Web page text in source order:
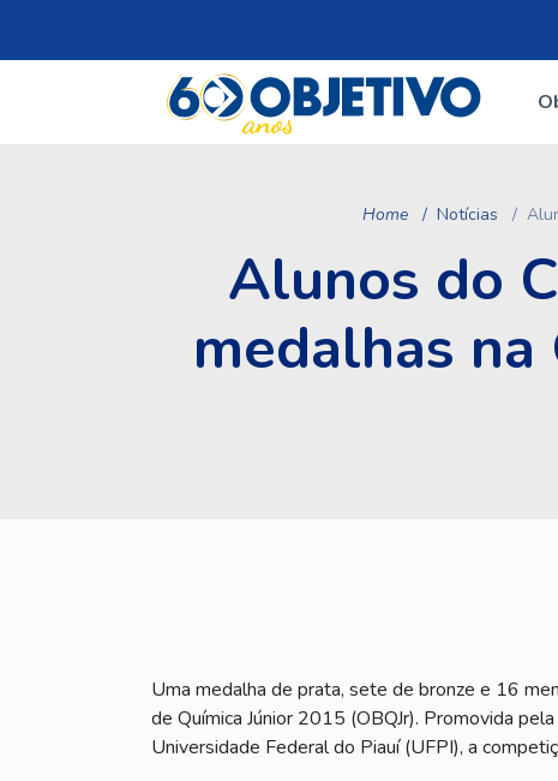
Home Notícias
Alunos do
medalhas
Uma medalha de prata, sete de bronze e 16
de Química Júnior 2015 (OBQJr). Promovida
Universidade Federal do Piauí (UFPI), a